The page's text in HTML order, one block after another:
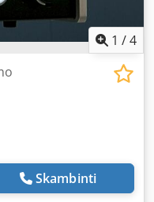
1 /4
Skambinti